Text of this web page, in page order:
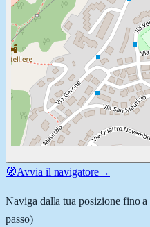
🧭Avvia il navigatore→
Naviga dalla tua posizione fino a
passo)